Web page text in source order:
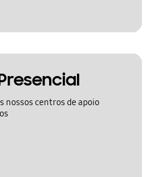
nossos centros de apoio